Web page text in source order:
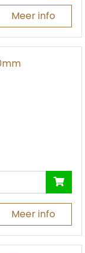
Meer info
Meer info